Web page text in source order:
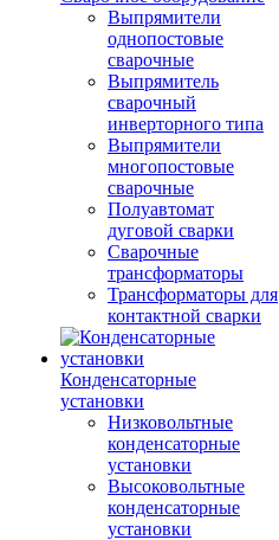
Выпрямители
однопостовые
сварочные
Выпрямитель
сварочный
инверторного типа
Выпрямители
многопостовые
сварочные
Полуавтомат
дуговой сварки
Сварочные
трансформаторы
Трансформаторы для
контактной сварки
Конденсаторные
установки
Низковольтные
конденсаторные
установки
Высоковольтные
конденсаторные
установки